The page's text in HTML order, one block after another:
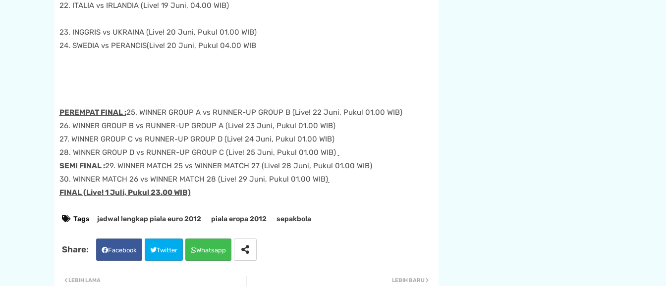
22. ITALIA vs IRLANDIA (Live! 19 Juni, 04.00 WIB)
23. INGGRIS vs UKRAINA (Live! 20 Juni, Pukul 01.00 WIB)
24. SWEDIA vs PERANCIS(Live! 20 Juni, Pukul 04.00 WIB
PEREMPAT FINAL :25. WINNER GROUP A vs RUNNER-UP GROUP B (Live! 22 Juni, Pukul 01.00 WIB)
26. WINNER GROUP B vs RUNNER-UP GROUP A (Live! 23 Juni, Pukul 01.00 WIB)
27. WINNER GROUP C vs RUNNER-UP GROUP D (Live! 24 Juni, Pukul 01.00 WIB)
28. WINNER GROUP D vs RUNNER-UP GROUP C (Live! 25 Juni, Pukul 01.00 WIB)
SEMI FINAL :29. WINNER MATCH 25 vs WINNER MATCH 27 (Live! 28 Juni, Pukul 01.00 WIB)
30. WINNER MATCH 26 vs WINNER MATCH 28 (Live! 29 Juni, Pukul 01.00 WIB)
FINAL (Live! 1 Juli, Pukul 23.00 WIB)
Tags jadwal lengkap piala euro 2012 piala eropa 2012 sepakbola
Facebook Twitter Whatsapp
LEBIH BARU
LEBIH LAMA